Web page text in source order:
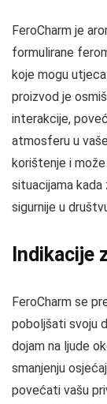
FeroCharm je
formulirane
koje mogu
proizvod je
interakcije,
atmosferu u
korištenje i
situacijama
sigurnije u
Indikacije
FeroCharm se
poboljšati svoju
dojam na ljude
smanjenju
povećati vašu